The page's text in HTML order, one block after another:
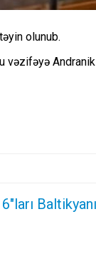
olunub.
vəzifəyə